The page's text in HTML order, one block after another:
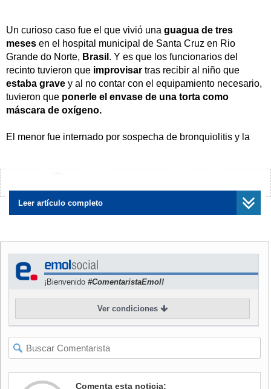
Un curioso caso fue el que vivió una guagua de tres
meses en el hospital municipal de Santa Cruz en Rio
Grande do Norte, Brasil . Y es que los funcionarios del
recinto tuvieron que improvisar tras recibir al niño que
estaba grave y al no contar con el equipamiento necesario,
tuvieron que ponerle el envase de una torta como
máscara de oxígeno.
El menor fue internado por sospecha de bronquiolitis y la
vómitos, diarrea,según consignó el medio local G1, portal
de noticias de O'Globo.
referencia en emergencias materno infantiles, por lo que
no contaba con las herramientas necesarias para asistir el
caso.
No obstante, la guagua fue atendida y el equiposolicitó un
lugar para que fuera ingresada en una unidad con UCI
pediátrica. Mientras se esperaba su traslado al otro
recinto, se tuvo que utilizar el envase de la torta de forma
improvisada, ya que el "paciente se encontraba
Leer artículo completo
¡Bienvenido #ComentaristaEmol!
Ver condiciones
Comenta esta noticia: